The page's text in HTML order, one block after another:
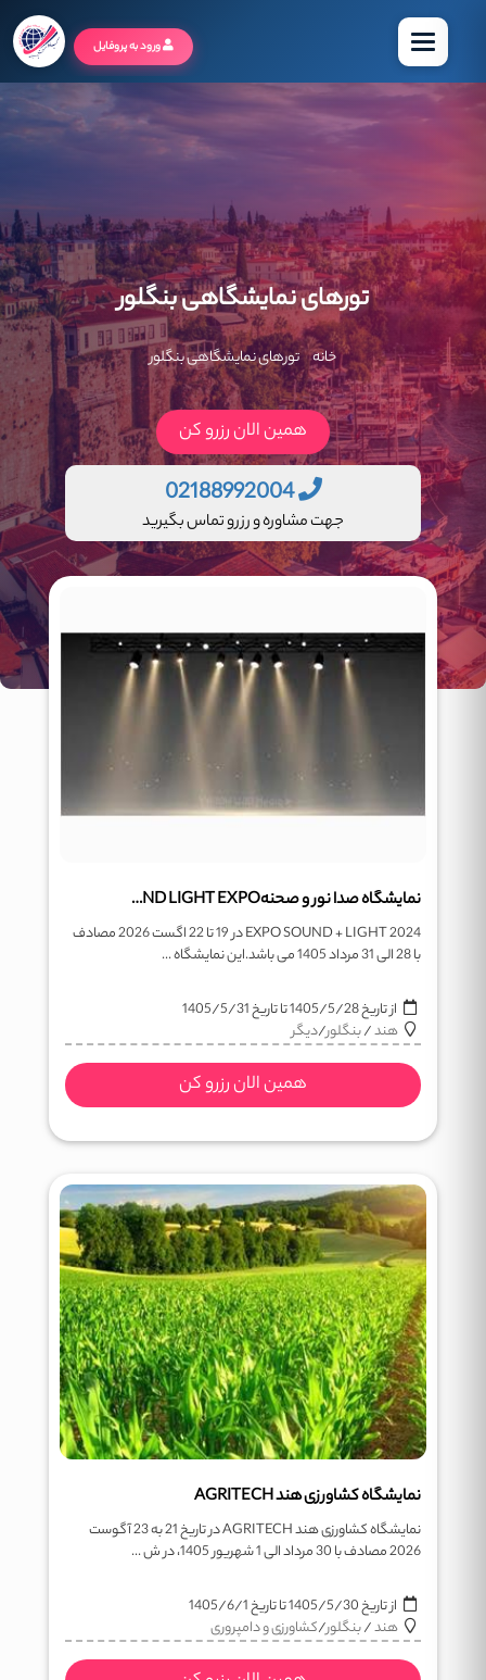
منو ورود به پروفایل
تورهای نمایشگاهی بنگلور
خانه تورهای نمایشگاهی بنگلور
همین الان رزرو کن
02188992004
جهت مشاوره و رزرو تماس بگیرید
نمایشگاه صدا نور و صحنهPRO SOUND AND LIGHT EXPO
EXPO SOUND + LIGHT 2024 در 19 تا 22 اگست 2026 مصادف
با 28 الی 31 مرداد 1405 می باشد.این نمایشگاه ...
از تاریخ1405/5/28تا تاریخ1405/5/31
هند/بنگلور/دیگر
همین الان رزرو کن
نمایشگاه کشاورزی هند AGRITECH
نمایشگاه کشاورزی هند AGRITECH در تاریخ 21 به 23 آگوست
2026 مصادف با 30 مرداد الی 1 شهریور 1405، در ش ...
از تاریخ1405/5/30تا تاریخ1405/6/1
هند/بنگلور/کشاورزی و دامپروری